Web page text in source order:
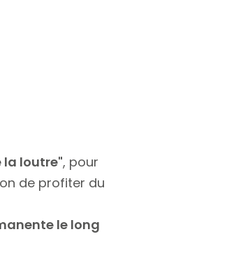
la loutre", pour
de profiter du
le long